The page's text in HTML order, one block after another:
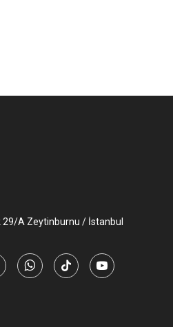
29/A Zeytinburnu / İstanbul
Whatsapp
Tik-
Youtube